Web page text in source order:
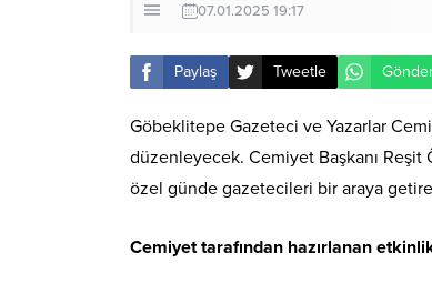
07.01.2025 19:17
Paylaş Tweetle
Göbeklitepe Gazeteci ve Yazarlar
düzenleyecek. Cemiyet Başkanı Reşit
özel günde gazetecileri bir araya
Cemiyet tarafından hazırlanan